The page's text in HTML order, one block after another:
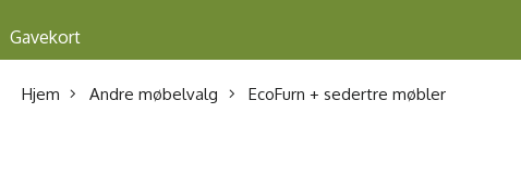
Gavekort
Hjem Andre møbelvalg EcoFurn + sedertre møbler